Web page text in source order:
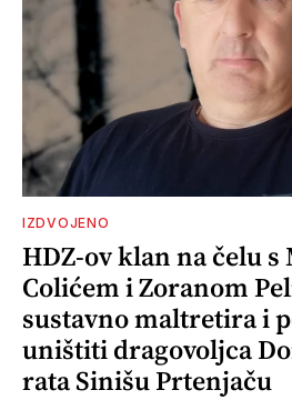
IZDVOJENO
HDZ-ov klan na čelu
Colićem i Zoranom
sustavno maltretira i
uništiti dragovoljca
rata Sinišu Prtenjaču